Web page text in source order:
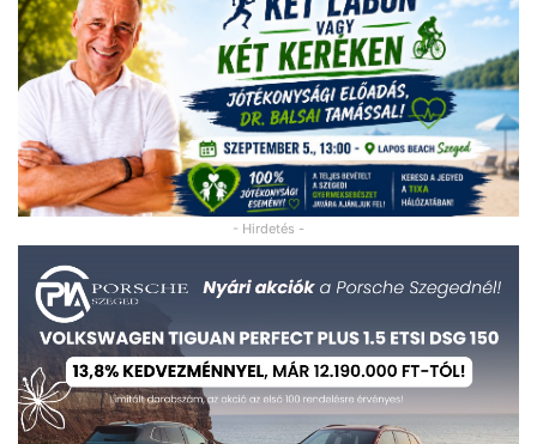
- Hirdetés -